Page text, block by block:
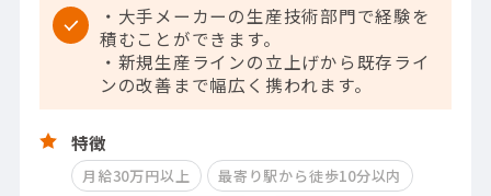
・大手メーカーの生産技術部門で経験を
積むことができます。
・新規生産ラインの立上げから既存ライ
ンの改善まで幅広く携われます。
特徴
月給30万円以上
最寄り駅から徒歩10分以内